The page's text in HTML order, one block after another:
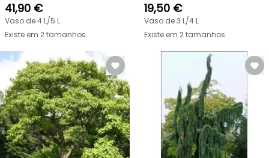
41,90 €
Vaso de 4 L/5 L
Existe em 2 tamanhos
19,50 €
Vaso de 3 L/4 L
Existe em 2 tamanhos